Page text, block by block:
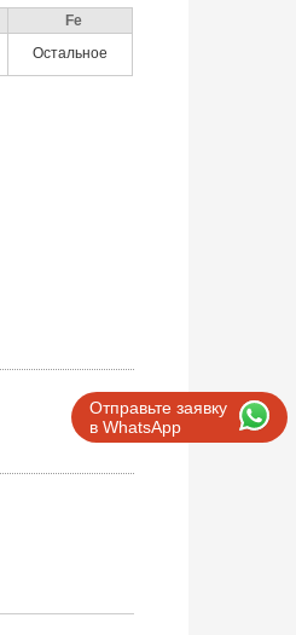
Отправьте заявку
в WhatsApp
Fe
Остальное